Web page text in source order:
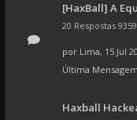
[HaxBall] A
20 Respostas
por Lima, 15 Jul
Última
Haxball